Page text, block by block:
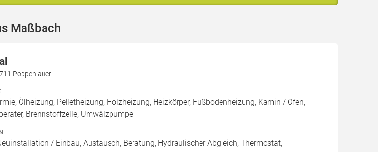
Maßbach
Poppenlauer
Ölheizung, Pelletheizung, Holzheizung, Heizkörper, Fußbodenheizung, Kamin / Ofen,
Brennstoffzelle, Umwälzpumpe
/ Einbau, Austausch, Beratung, Hydraulischer Abgleich, Thermostat,